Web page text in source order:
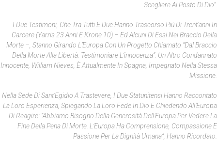
Scegliere Al Posto Di Dio”.
I Due Testimoni, Che Tra Tutti E Due Hanno Trascorso Più Di Trent’anni In
Carcere (Yarris 23 Anni E Krone 10) – Ed Alcuni Di Essi Nel Braccio Della
Morte –, Stanno Girando L’Europa Con Un Progetto Chiamato “Dal Braccio
Della Morte Alla Libertà: Testimoniare L’innocenza”. Un Altro Condannato
Innocente, William Nieves, È Attualmente In Spagna, Impegnato Nella Stessa
Missione.
Nella Sede Di Sant’Egidio A Trastevere, I Due Statunitensi Hanno Raccontato
La Loro Esperienza, Spiegando La Loro Fede In Dio E Chiedendo All’Europa
Di Reagire: “Abbiamo Bisogno Della Generosità Dell’Europa Per Vedere La
Fine Della Pena Di Morte. L’Europa Ha Comprensione, Compassione E
Passione Per La Dignità Umana”, Hanno Ricordato.